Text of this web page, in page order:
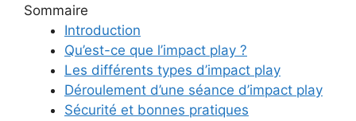
Sommaire
Introduction
Qu’est-ce que l’impact play ?
Les différents types d’impact play
Déroulement d’une séance d’impact play
Sécurité et bonnes pratiques